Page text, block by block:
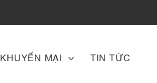
KHUYẾN MẠI TIN TỨC